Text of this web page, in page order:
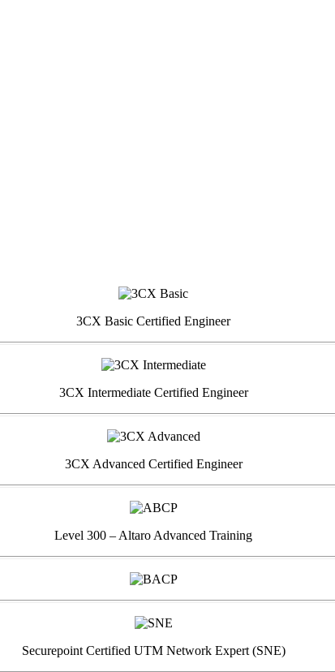
3CX Basic Certified Engineer
3CX Intermediate Certified Engineer
3CX Advanced Certified Engineer
Level 300 – Altaro Advanced Training
Securepoint Certified UTM Network Expert (SNE)